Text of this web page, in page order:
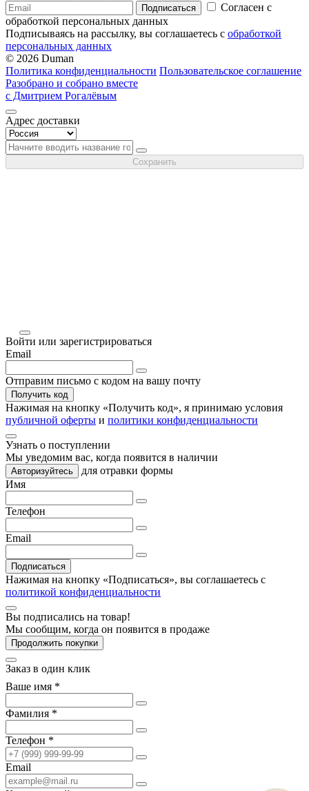
Подписаться
Согласен с
обработкой персональных данных
Подписываясь на рассылку, вы соглашаетесь с обработкой
персональных данных
© 2026 Duman
Политика конфиденциальности Пользовательское соглашение
Разобрано и собрано вместе
с Дмитрием Рогалёвым
Адрес доставки
Сохранить
Войти или зарегистрироваться
Email
Отправим письмо с кодом на вашу почту
Получить код
Нажимая на кнопку «Получить код», я принимаю условия
публичной оферты и политики конфиденциальности
Узнать о поступлении
Мы уведомим вас, когда появится в наличии
Авторизуйтесь
для отравки формы
Имя
Телефон
Email
Подписаться
Нажимая на кнопку «Подписаться», вы соглашаетесь с
политикой конфиденциальности
Вы подписались на товар!
Мы сообщим, когда он появится в продаже
Продолжить покупки
Заказ в один клик
Ваше имя *
Фамилия *
Телефон *
Email